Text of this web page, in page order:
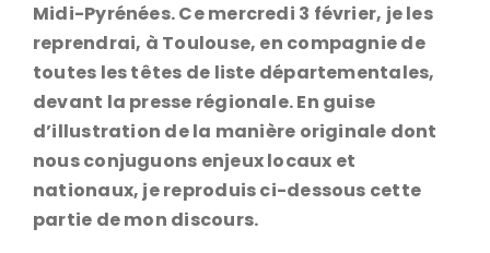
Midi-Pyrénées. Ce mercredi 3 février, je les
reprendrai, à Toulouse, en compagnie de
toutes les têtes de liste départementales,
devant la presse régionale. En guise
d’illustration de la manière originale dont
nous conjuguons enjeux locaux et
nationaux, je reproduis ci-dessous cette
partie de mon discours.